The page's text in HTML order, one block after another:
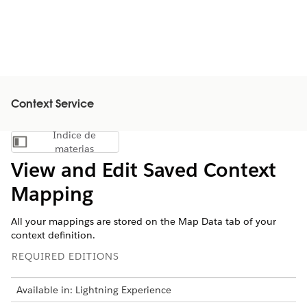
Context Service
Mostrar índice de materias
Índice de
materias
View and Edit Saved Context
Mapping
All your mappings are stored on the Map Data tab of your
context definition.
REQUIRED EDITIONS
Available in: Lightning Experience